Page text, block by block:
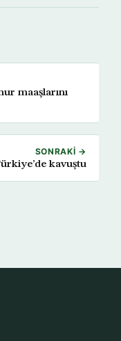
maaşlarını
SONRAKI →
kavuştu